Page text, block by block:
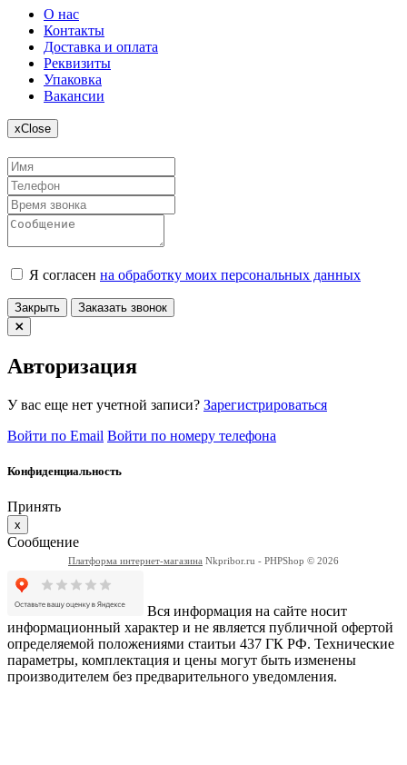
О нас
Контакты
Доставка и оплата
Реквизиты
Упаковка
Вакансии
xClose
Я согласен на обработку моих персональных данных
Закрыть Заказать звонок
Авторизация
У вас еще нет учетной записи? Зарегистрироваться
Войти по Email Войти по номеру телефона
Конфиденциальность
Принять
x
Сообщение
Платформа интернет-магазина Nkpribor.ru - PHPShop © 2026
Вся информация на сайте носит
информационный характер и не является публичной офертой
определяемой положениями стаитьи 437 ГК РФ. Технические
параметры, комплектация и цены могут быть изменены
производителем без предварительного уведомления.